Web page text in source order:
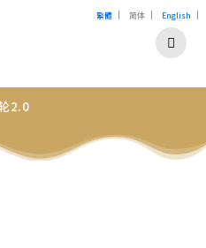
2.0
繁體 | 简体 | English |